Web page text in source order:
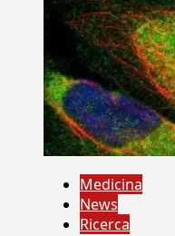
Medicina
News
Ricerca